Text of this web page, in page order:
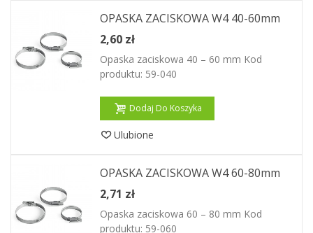
OPASKA ZACISKOWA W4 40-60mm
2,60 zł
Opaska zaciskowa 40 – 60 mm Kod
produktu: 59-040
Dodaj Do Koszyka
Ulubione
OPASKA ZACISKOWA W4 60-80mm
2,71 zł
Opaska zaciskowa 60 – 80 mm Kod
produktu: 59-060